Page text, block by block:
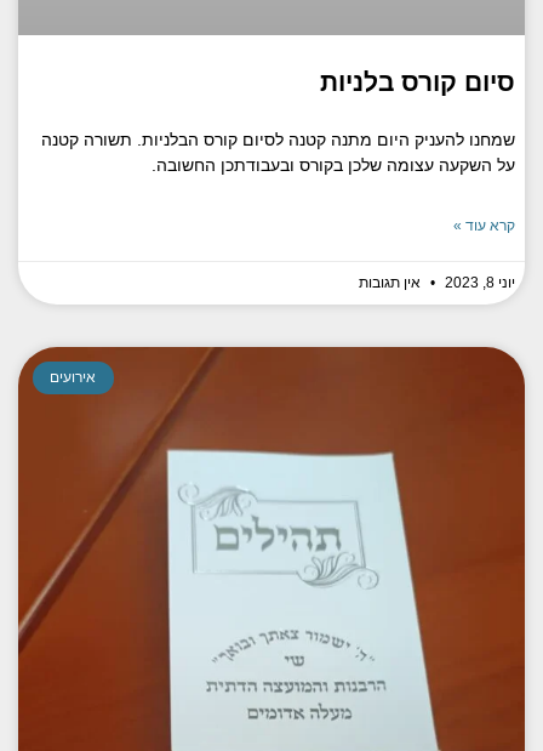
סיום קורס בלניות
שמחנו להעניק היום מתנה קטנה לסיום קורס הבלניות. תשורה קטנה
על השקעה עצומה שלכן בקורס ובעבודתכן החשובה.
קרא עוד »
יוני 8, 2023 אין תגובות
אירועים